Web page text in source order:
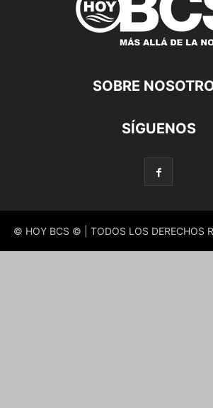
SOBRE
SÍGUENOS
© HOY BCS © | TODOS LOS DERECHOS